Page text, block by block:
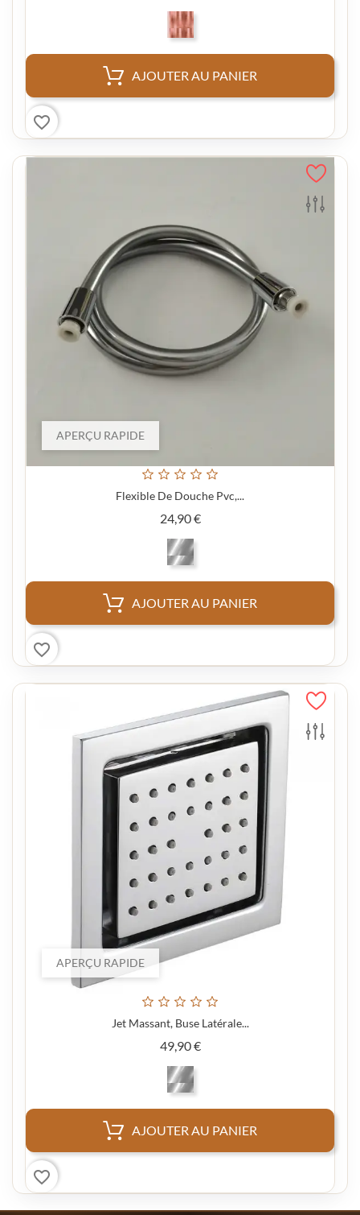
AJOUTER AU PANIER
favorite_border
APERÇU RAPIDE
Flexible De Douche Pvc,...
24,90 €Prix
AJOUTER AU PANIER
favorite_border
APERÇU RAPIDE
Jet Massant, Buse Latérale...
49,90 €Prix
AJOUTER AU PANIER
favorite_border